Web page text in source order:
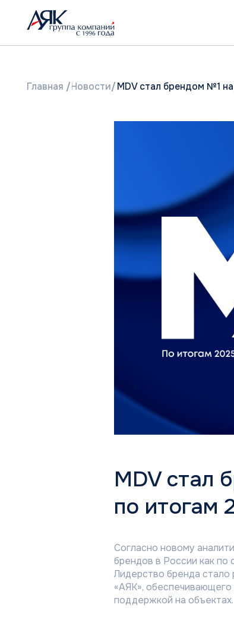
MDV стал
по итогам
Согласно новому
брендов в России как
Лидерство бренда стало
«АЯК», обеспечивающего
поддержкой на объектах.